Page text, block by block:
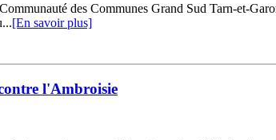
des Communes Grand Sud Tarn-et-
[En savoir plus]
l'Ambroisie